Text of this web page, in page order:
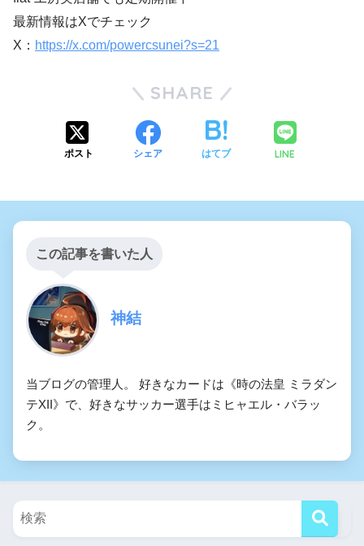
最新情報はXでチェック
X： https://x.com/powercsunei?s=21
SHARE
ポスト シェア はてブ LINE
この記事を書いた人
神結
当ブログの管理人。 好きなカードは《時の法皇 ミラダン
テXII》で、好きなサッカー選手はミヒャエル・バラッ
ク。